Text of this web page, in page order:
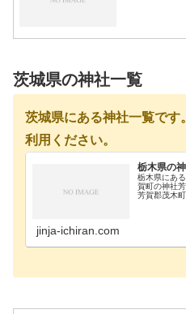
茨城県の神社一覧
茨城県にある神社一覧で
利用ください。
栃木県の
栃木県にあ
賀町の神社
芳賀郡茂木
jinja-ichiran.com